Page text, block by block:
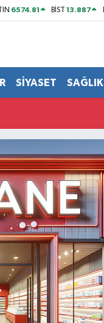
6574.81 BİST13.887
SİYASET SAĞLIK